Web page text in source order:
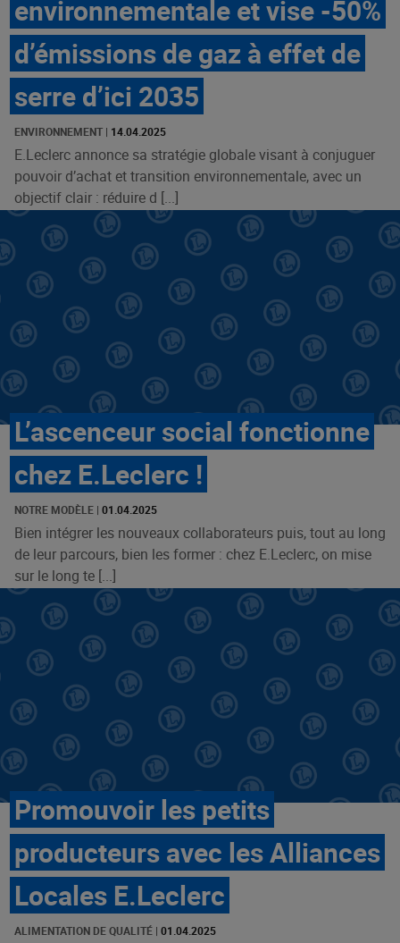
environnementale et vise -50%
d’émissions de gaz à effet de
serre d’ici 2035
ENVIRONNEMENT | 14.04.2025
E.Leclerc annonce sa stratégie globale visant à conjuguer
pouvoir d’achat et transition environnementale, avec un
objectif clair : réduire d [...]
L’ascenceur social fonctionne
chez E.Leclerc !
NOTRE MODÈLE | 01.04.2025
Bien intégrer les nouveaux collaborateurs puis, tout au long
de leur parcours, bien les former : chez E.Leclerc, on mise
sur le long te [...]
Promouvoir les petits
producteurs avec les Alliances
Locales E.Leclerc
ALIMENTATION DE QUALITÉ | 01.04.2025